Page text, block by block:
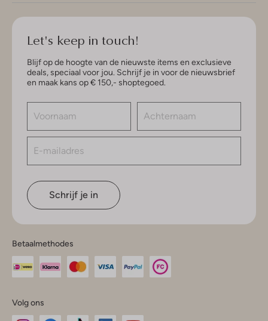
Let's keep in touch!
Blijf op de hoogte van de nieuwste items en exclusieve
deals, speciaal voor jou. Schrijf je in voor de nieuwsbrief
en maak kans op € 150,- shoptegoed.
Schrijf je in
Betaalmethodes
Volg ons